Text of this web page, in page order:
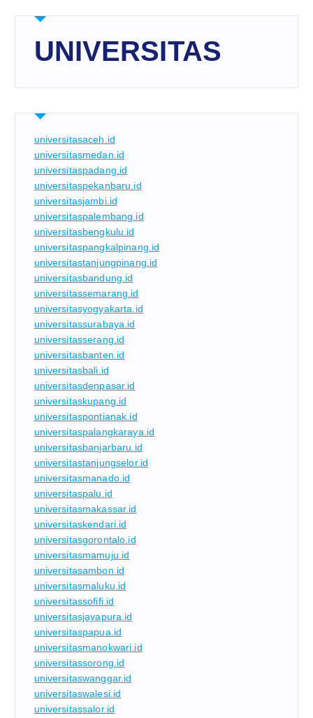
UNIVERSITAS
universitasaceh.id
universitasmedan.id
universitaspadang.id
universitaspekanbaru.id
universitasjambi.id
universitaspalembang.id
universitasbengkulu.id
universitaspangkalpinang.id
universitastanjungpinang.id
universitasbandung.id
universitassemarang.id
universitasyogyakarta.id
universitassurabaya.id
universitasserang.id
universitasbanten.id
universitasbali.id
universitasdenpasar.id
universitaskupang.id
universitaspontianak.id
universitaspalangkaraya.id
universitasbanjarbaru.id
universitastanjungselor.id
universitasmanado.id
universitaspalu.id
universitasmakassar.id
universitaskendari.id
universitasgorontalo.id
universitasmamuju.id
universitasambon.id
universitasmaluku.id
universitassofifi.id
universitasjayapura.id
universitaspapua.id
universitasmanokwari.id
universitassorong.id
universitaswanggar.id
universitaswalesi.id
universitassalor.id